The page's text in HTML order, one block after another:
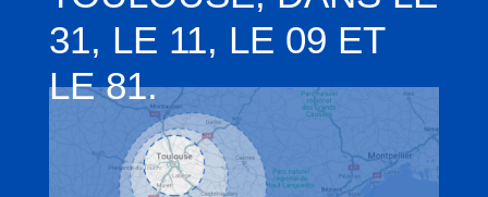
31, LE 11, LE 09 ET
LE 81.